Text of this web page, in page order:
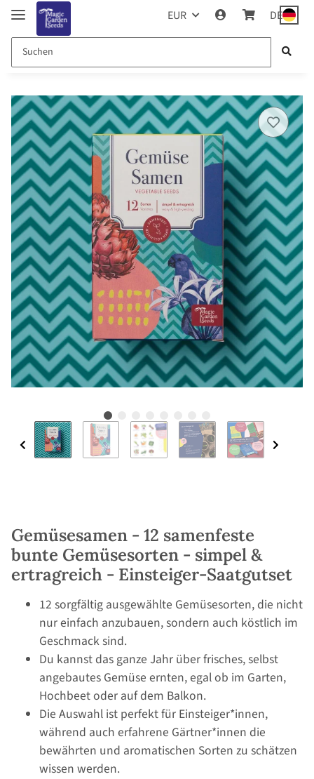
EUR DE
Gemüsesamen - 12 samenfeste
bunte Gemüsesorten - simpel &
ertragreich - Einsteiger-Saatgutset
12 sorgfältig ausgewählte Gemüsesorten, die nicht
nur einfach anzubauen, sondern auch köstlich im
Geschmack sind.
Du kannst das ganze Jahr über frisches, selbst
angebautes Gemüse ernten, egal ob im Garten,
Hochbeet oder auf dem Balkon.
Die Auswahl ist perfekt für Einsteiger*innen,
während auch erfahrene Gärtner*innen die
bewährten und aromatischen Sorten zu schätzen
wissen werden.